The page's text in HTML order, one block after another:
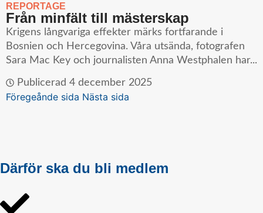
REPORTAGE
Från minfält till mästerskap
Krigens långvariga effekter märks fortfarande i
Bosnien och Hercegovina. Våra utsända, fotografen
Sara Mac Key och journalisten Anna Westphalen har...
Publicerad 4 december 2025
Föregeånde sida Nästa sida
Därför ska du bli medlem